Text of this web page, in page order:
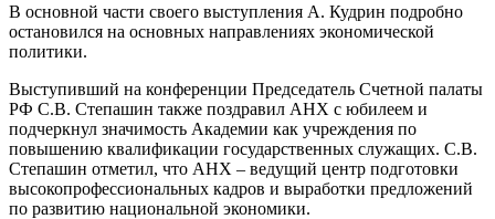
В основной части своего выступления А. Кудрин подробно
остановился на основных направлениях экономической
политики.
Выступивший на конференции Председатель Счетной палаты
РФ С.В. Степашин также поздравил АНХ с юбилеем и
подчеркнул значимость Академии как учреждения по
повышению квалификации государственных служащих. С.В.
Степашин отметил, что АНХ – ведущий центр подготовки
высокопрофессиональных кадров и выработки предложений
по развитию национальной экономики.